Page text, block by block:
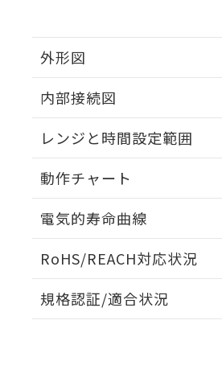
外形図
内部接続図
レンジと時間設定範囲
動作チャート
電気的寿命曲線
RoHS/REACH対応状況
EU RoHS 注意事項・凡例
規格認証/適合状況